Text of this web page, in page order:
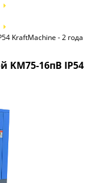
KraftMachine - 2 года
16пВ IP54